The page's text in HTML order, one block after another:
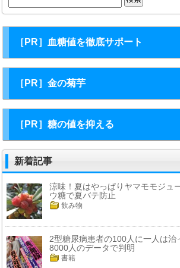
索:
［PR］血糖値を徹底サポート
［PR］金の菊芋
［PR］糖の値を抑える
新着記事
涼味！夏はやっぱりヤマモモジュ
ウ糖で夏バテ防止
飲み物
2型糖尿病患者の100人に一人は治
8000人のデータで判明
書籍